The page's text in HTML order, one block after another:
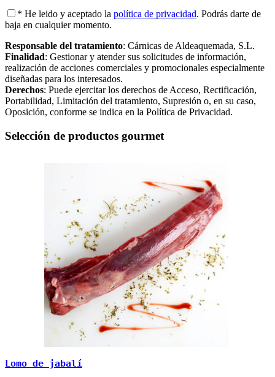
* He leido y aceptado la política de privacidad. Podrás darte de
baja en cualquier momento.
Responsable del tratamiento: Cárnicas de Aldeaquemada, S.L.
Finalidad: Gestionar y atender sus solicitudes de información,
realización de acciones comerciales y promocionales especialmente
diseñadas para los interesados.
Derechos: Puede ejercitar los derechos de Acceso, Rectificación,
Portabilidad, Limitación del tratamiento, Supresión o, en su caso,
Oposición, conforme se indica en la Política de Privacidad.
Selección de productos gourmet
Lomo de jabalí